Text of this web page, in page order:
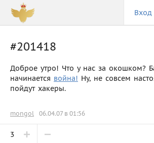
Вход
#201418
Доброе утро! Что у нас за окошком?
начинается война! Ну, не совсем
пойдут хакеры.
mongol 06.04.07 в 01:56
3